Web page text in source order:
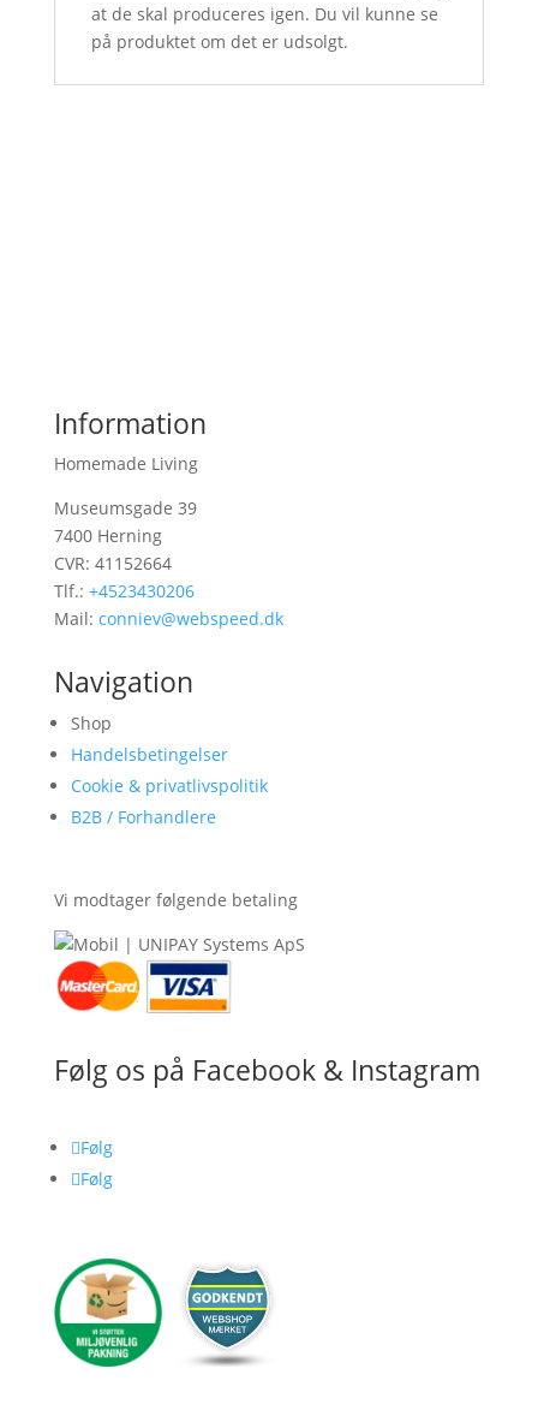
at de skal produceres igen. Du vil kunne se
på produktet om det er udsolgt.
Information
Homemade Living
Museumsgade 39
7400 Herning
CVR: 41152664
Tlf.: +4523430206
Mail: conniev@webspeed.dk
Navigation
Shop
Handelsbetingelser
Cookie & privatlivspolitik
B2B / Forhandlere
Vi modtager følgende betaling
Følg os på Facebook & Instagram
Følg
Følg